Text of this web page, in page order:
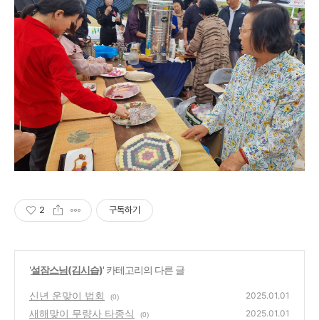
2 구독하기
'설잠스님(김시습)' 카테고리의 다른 글
신년 운맞이 법회 (0) 2025.01.01
새해맞이 무량사 타종식 (0) 2025.01.01